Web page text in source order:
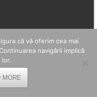
că vă oferim cea mai
navigării implică
MORE